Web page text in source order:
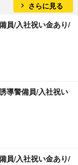
さらに見る
員/入社祝い金あり/
導警備員/入社祝い
員/入社祝い金あり/